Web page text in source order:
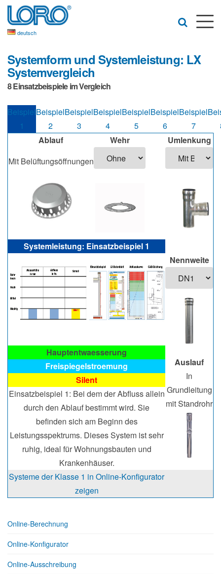
deutsch
Systemform und Systemleistung: LX
Systemvergleich
8 Einsatzbeispiele im Vergleich
Beispiel
1
Beispiel
2
Beispiel
3
Beispiel
4
Beispiel
5
Beispiel
6
Beispiel
7
Ablauf
Wehr
Umlenkung
Mit Belüftungsöffnungen
Systemleistung: Einsatzbeispiel 1
Nennweite
Hauptentwaesserung
Auslauf
In
Grundleitung
mit Standrohr
Freispiegelstroemung
Silent
Einsatzbeispiel 1: Bei dem der Abfluss allein
durch den Ablauf bestimmt wird. Sie
befinden sich am Beginn des
Leistungsspektrums. Dieses System ist sehr
ruhig, ideal für Wohnungsbauten und
Krankenhäuser.
Systeme der Klasse 1 in Online-Konfigurator
zeigen
Online-Berechnung
Online-Konfigurator
Online-Ausschreibung